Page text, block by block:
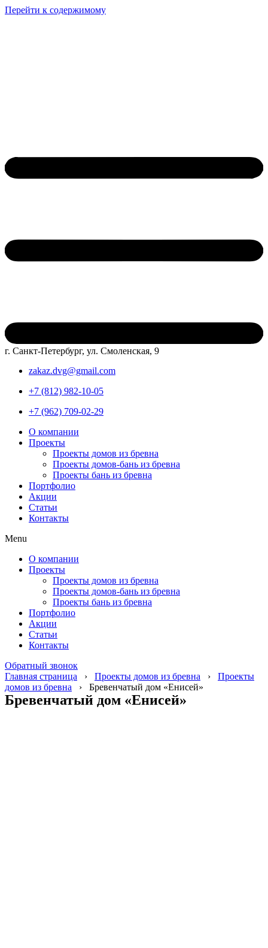
Перейти к содержимому
г. Санкт-Петербург, ул. Смоленская, 9
zakaz.dvg@gmail.com
+7 (812) 982-10-05
+7 (962) 709-02-29
О компании
Проекты
Проекты домов из бревна
Проекты домов-бань из бревна
Проекты бань из бревна
Портфолио
Акции
Статьи
Контакты
Menu
О компании
Проекты
Проекты домов из бревна
Проекты домов-бань из бревна
Проекты бань из бревна
Портфолио
Акции
Статьи
Контакты
Обратный звонок
Главная страница › Проекты домов из бревна › Проекты
домов из бревна › Бревенчатый дом «Енисей»
Бревенчатый дом «Енисей»